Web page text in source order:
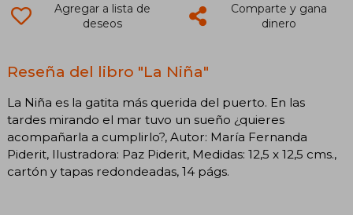
Agregar a lista de
deseos
Comparte y gana
dinero
Reseña del libro "La Niña"
La Niña es la gatita más querida del puerto. En las
tardes mirando el mar tuvo un sueño ¿quieres
acompañarla a cumplirlo?, Autor: María Fernanda
Piderit, Ilustradora: Paz Piderit, Medidas: 12,5 x 12,5 cms.,
cartón y tapas redondeadas, 14 págs.